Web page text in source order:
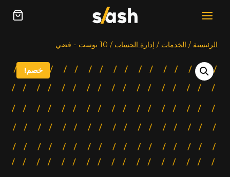
الرئيسية / الخدمات / إدارة الحساب / 10 بوست - فضي
خصم!